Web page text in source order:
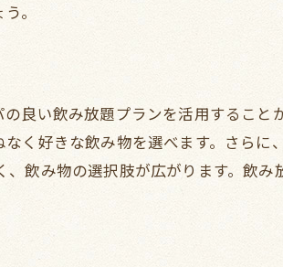
。
良い飲み放題プランを活用すること
く好きな飲み物を選べます。さらに
飲み物の選択肢が広がります。飲み